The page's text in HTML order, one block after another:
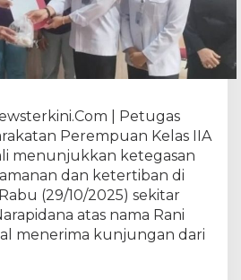
| Petugas
Perempuan Kelas IIA
menunjukkan ketegasan
dan ketertiban di
(29/10/2025) sekitar
atas nama Rani
menerima kunjungan dari